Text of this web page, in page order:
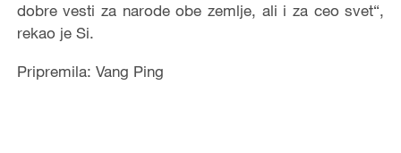
dobre vesti za narode obe zemlje, ali i za ceo svet“,
rekao je Si.
Pripremila: Vang Ping